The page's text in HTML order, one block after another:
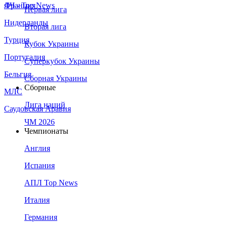
Франция
Нидерланды
Турция
Португалия
Бельгия
МЛС
Саудовская Аравия
ЛЧ - Top News
Первая лига
Вторая лига
Кубок Украины
Суперкубок Украины
Сборная Украины
Сборные
Лига наций
ЧМ 2026
Чемпионаты
Англия
Испания
АПЛ Top News
Италия
Германия